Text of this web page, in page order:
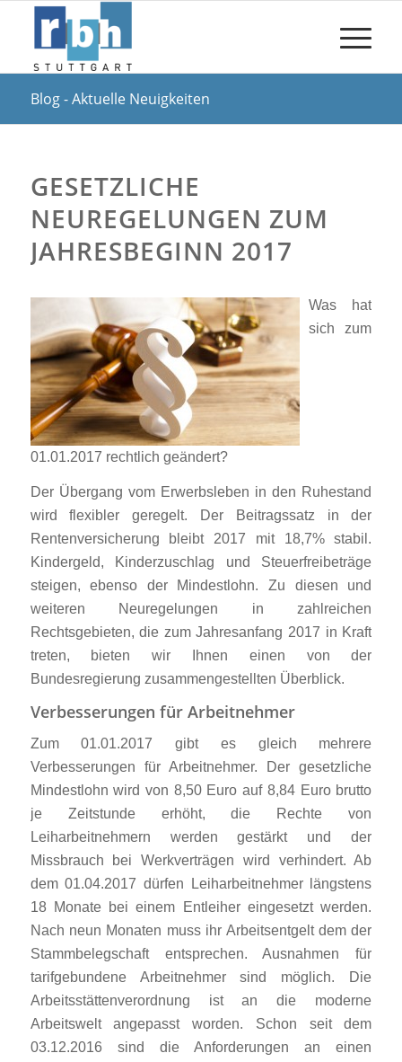
Blog - Aktuelle Neuigkeiten
GESETZLICHE
NEUREGELUNGEN ZUM
JAHRESBEGINN 2017
Was hat
sich zum
01.01.2017 rechtlich geändert?
Der Übergang vom Erwerbsleben in den Ruhestand
wird flexibler geregelt. Der Beitragssatz in der
Rentenversicherung bleibt 2017 mit 18,7% stabil.
Kindergeld, Kinderzuschlag und Steuerfreibeträge
steigen, ebenso der Mindestlohn. Zu diesen und
weiteren Neuregelungen in zahlreichen
Rechtsgebieten, die zum Jahresanfang 2017 in Kraft
treten, bieten wir Ihnen einen von der
Bundesregierung zusammengestellten Überblick.
Verbesserungen für Arbeitnehmer
Zum 01.01.2017 gibt es gleich mehrere
Verbesserungen für Arbeitnehmer. Der gesetzliche
Mindestlohn wird von 8,50 Euro auf 8,84 Euro brutto
je Zeitstunde erhöht, die Rechte von
Leiharbeitnehmern werden gestärkt und der
Missbrauch bei Werkverträgen wird verhindert. Ab
dem 01.04.2017 dürfen Leiharbeitnehmer längstens
18 Monate bei einem Entleiher eingesetzt werden.
Nach neun Monaten muss ihr Arbeitsentgelt dem der
Stammbelegschaft entsprechen. Ausnahmen für
tarifgebundene Arbeitnehmer sind möglich. Die
Arbeitsstättenverordnung ist an die moderne
Arbeitswelt angepasst worden. Schon seit dem
03.12.2016 sind die Anforderungen an einen